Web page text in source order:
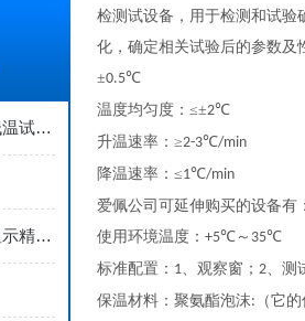
探索温度的边界，解锁高低温试验室的奥秘
高低温试验室温度传感器显示精度问题，体现在哪些方面
检测试设备，用于检测和试验
化，确定相关试验后的参数及
±0.5℃
温度均匀度： ≤±2℃
升温速率： ≥2-3℃/min
降温速率： ≤1℃/min
爱佩公司可延伸购买的设备有：
使用环境温度： +5℃～ 35℃
标准配置： 1、观察窗； 2、测
保温材料： 聚氨酯泡沫: （它的